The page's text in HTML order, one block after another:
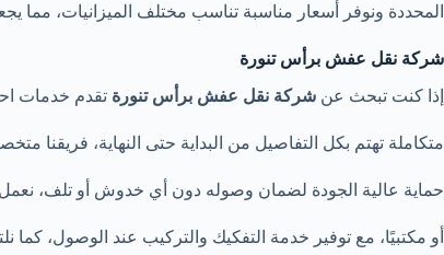
المحددة ونوفر أسعار مناسبة تناسب مختلف الميزانيات، مما
شركة نقل عفش برأس تنورة
إذا كنت تبحث عن شركة نقل عفش برأس تنورة تقدم خدمات
متكاملة تهتم بكل التفاصيل من البداية حتى النهاية، فريقنا
حماية عالية الجودة لضمان وصوله دون أي خدوش أو تلف، نعمل
أو مكتبيًا، مع توفير خدمة التفكيك والتركيب عند الوصول، كما